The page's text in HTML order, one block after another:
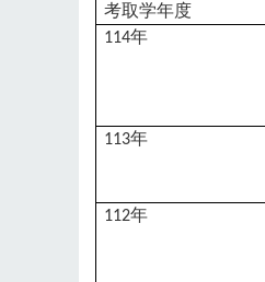
考取学年度
114年
113年
112年